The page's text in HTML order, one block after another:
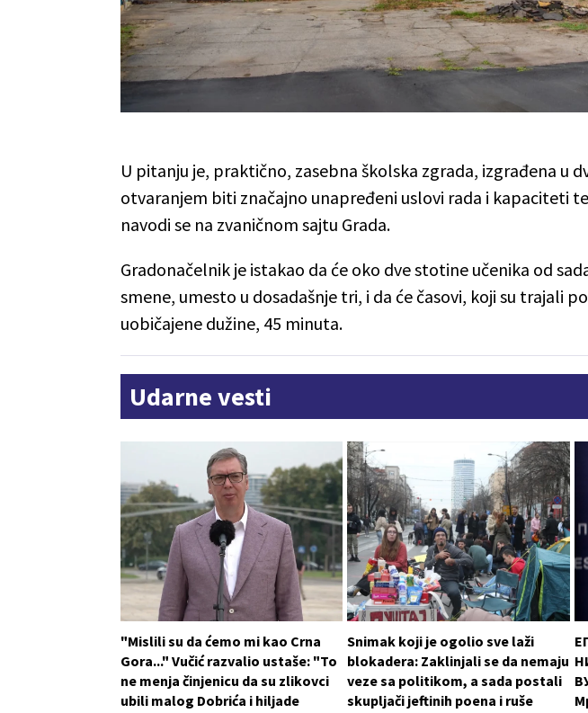
U pitanju je, praktično, zasebna školska zgrada, izgrađena u
otvaranjem biti značajno unapređeni uslovi rada i kapaciteti
navodi se na zvaničnom sajtu Grada.
Gradonačelnik je istakao da će oko dve stotine učenika od
smene, umesto u dosadašnje tri, i da će časovi, koji su trajali
uobičajene dužine, 45 minuta.
Udarne vesti
"Mislili su da ćemo mi kao Crna
Gora..." Vučić razvalio ustaše: "To
ne menja činjenicu da su zlikovci
ubili malog Dobrića i hiljade
Snimak koji je ogolio sve laži
blokadera: Zaklinjali se da nemaju
veze sa politikom, a sada postali
skupljači jeftinih poena i ruše